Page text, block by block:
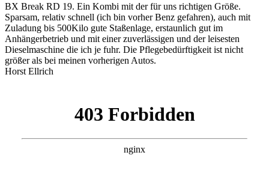
BX Break RD 19. Ein Kombi mit der für uns richtigen Größe.
Sparsam, relativ schnell (ich bin vorher Benz gefahren), auch mit
Zuladung bis 500Kilo gute Staßenlage, erstaunlich gut im
Anhängerbetrieb und mit einer zuverlässigen und der leisesten
Dieselmaschine die ich je fuhr. Die Pflegebedürftigkeit ist nicht
größer als bei meinen vorherigen Autos.
Horst Ellrich